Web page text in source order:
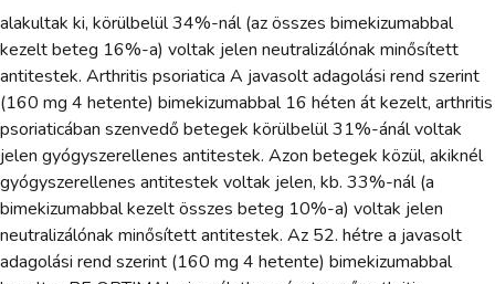
alakultak ki, körülbelül 34%-nál (az összes bimekizumabbal
kezelt beteg 16%-a) voltak jelen neutralizálónak minősített
antitestek. Arthritis psoriatica A javasolt adagolási rend szerint
(160 mg 4 hetente) bimekizumabbal 16 héten át kezelt, arthritis
psoriaticában szenvedő betegek körülbelül 31%-ánál voltak
jelen gyógyszerellenes antitestek. Azon betegek közül, akiknél
gyógyszerellenes antitestek voltak jelen, kb. 33%-nál (a
bimekizumabbal kezelt összes beteg 10%-a) voltak jelen
neutralizálónak minősített antitestek. Az 52. hétre a javasolt
adagolási rend szerint (160 mg 4 hetente) bimekizumabbal